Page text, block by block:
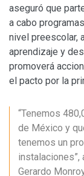
aseguró que
a cabo
nivel preescolar,
aprendizaje y
promoverá
el pacto por la
“Tenemos
de México y
tenemos un
instalaciones”,
Gerardo